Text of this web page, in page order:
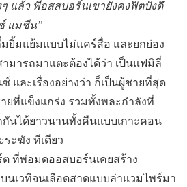
แล้ว พี่อสสบอร์นเขายังคงฟิตปั๋งดึ๋
แมชีน”
ยิ้มแย้มแบบไม่แคร์สื่อ และยกย่อง
มารถมาแตะต้องได้ว่า เป็นแฟมิลี่
และเรื่องอย่างว่า ก็เป็นผู้ชายที่สุด
ยที่แข็งแกร่ง รวมทั้งพละกำลังที่
กันได้ยาวนานทั้งคืนแบบเกาะคอน
ระฆัง ทีเดียว
ที่พ่อมดออสบอร์นเคยสร้าง
นเวทีจนเลือดสาดแบบล่าแวมไพร์มา